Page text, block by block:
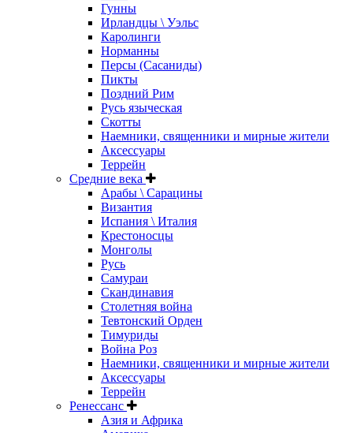
Гунны
Ирландцы \ Уэльс
Каролинги
Норманны
Персы (Сасаниды)
Пикты
Поздний Рим
Русь языческая
Скотты
Наемники, священники и мирные жители
Аксессуары
Террейн
Средние века
Арабы \ Сарацины
Византия
Испания \ Италия
Крестоносцы
Монголы
Русь
Самураи
Скандинавия
Столетняя война
Тевтонский Орден
Тимуриды
Война Роз
Наемники, священники и мирные жители
Аксессуары
Террейн
Ренессанс
Азия и Африка